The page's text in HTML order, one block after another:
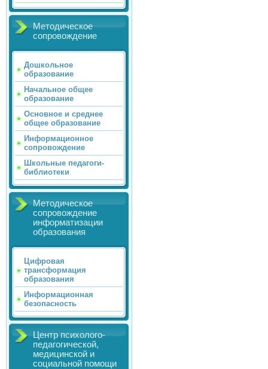
Методическое
сопровождение
Дошкольное
образование
Начальное общее
образование
Основное и среднее
общее образование
Информационное
сопровождение
Школьные педагоги-
библиотеки
Методическое
сопровождение
информатизации
образования
Цифровая
трансформация
образования
Информационная
безопасность
Центр психолого-
педагогической,
медицинской и
социальной помощи